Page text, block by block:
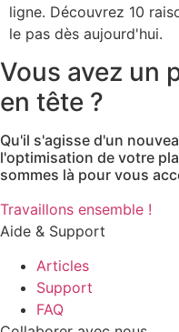
ligne. Découvrez 10
le pas dès aujourd'hui.
Vous avez un
en tête ?
Qu'il s'agisse d'un
l'optimisation de votre
sommes là pour vous
Travaillons ensemble !
Aide & Support
Articles
Support
FAQ